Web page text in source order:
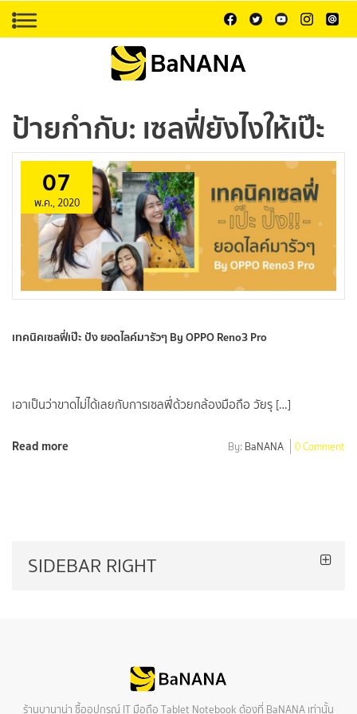
ป้ายกำกับ: เซลฟี่ยังไงให้เป๊ะ
07
พ.ค., 2020
เทคนิคเซลฟี่เป๊ะ ปัง ยอดไลค์มารัวๆ By OPPO Reno3 Pro
เอาเป็นว่าขาดไม่ได้เลยกับการเซลฟี่ด้วยกล้องมือถือ วัยรุ […]
Read more By: BaNANA 0 Comment
SIDEBAR RIGHT
ร้านบานาน่า ซื้ออุปกรณ์ IT มือถือ Tablet Notebook ต้องที่ BaNANA เท่านั้น